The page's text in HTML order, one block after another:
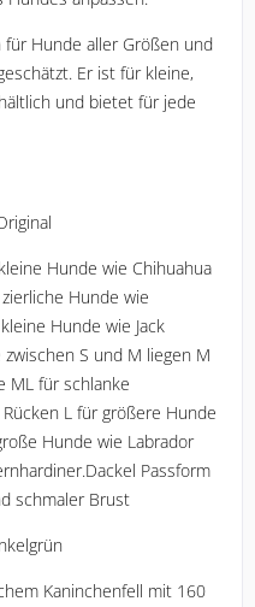
Hunde aller Größen und
Er ist für kleine,
und bietet für jede
Hunde wie Chihuahua
Hunde wie
Hunde wie Jack
S und M liegen M
ML für schlanke
L für größere Hunde
Hunde wie Labrador
Passform
schmaler Brust
Kaninchenfell mit 160